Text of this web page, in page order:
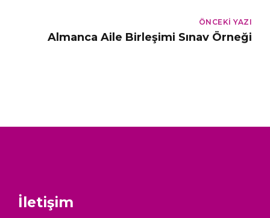
ÖNCEKI YAZI
Almanca Aile Birleşimi Sınav Örneği
İletişim